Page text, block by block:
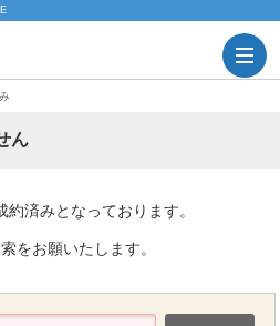
ん
済みとなっております。
をお願いたします。